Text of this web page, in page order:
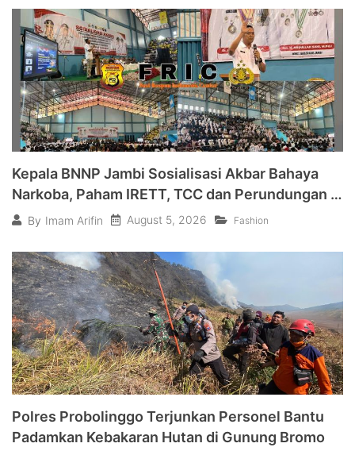
Kepala BNNP Jambi Sosialisasi Akbar Bahaya
Narkoba, Paham IRETT, TCC dan Perundungan di
Bungo
By Imam Arifin August 5, 2026 Fashion
Polres Probolinggo Terjunkan Personel Bantu
Padamkan Kebakaran Hutan di Gunung Bromo